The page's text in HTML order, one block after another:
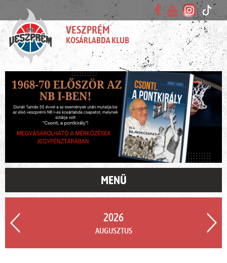
VESZPRÉM
KOSÁRLABDA KLUB
MENÜ
2026
AUGUSZTUS